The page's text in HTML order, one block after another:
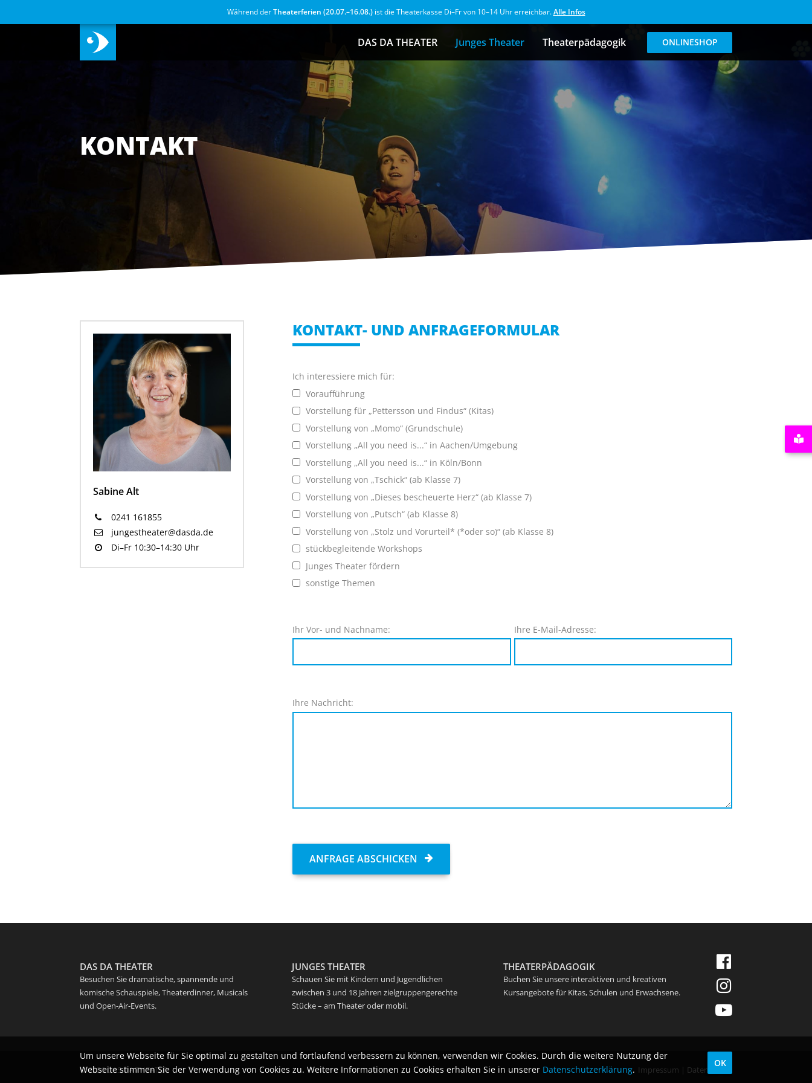
Während derTheaterferien (20.07.–16.08.)ist die Theaterkasse Di–Fr von 10–14 Uhr erreichbar.Alle Infos
DAS DA THEATER Junges Theater Theaterpädagogik ONLINESHOP
KONTAKT
Sabine Alt
0241 161855
jungestheater@dasda.de
Di–Fr 10:30–14:30 Uhr
KONTAKT- UND ANFRAGEFORMULAR
Ich interessiere mich für:
Voraufführung
Vorstellung für „Pettersson und Findus“ (Kitas)
Vorstellung von „Momo“ (Grundschule)
Vorstellung „All you need is...“ in Aachen/Umgebung
Vorstellung „All you need is...“ in Köln/Bonn
Vorstellung von „Tschick“ (ab Klasse 7)
Vorstellung von „Dieses bescheuerte Herz“ (ab Klasse 7)
Vorstellung von „Putsch“ (ab Klasse 8)
Vorstellung von „Stolz und Vorurteil* (*oder so)“ (ab Klasse 8)
stückbegleitende Workshops
Junges Theater fördern
sonstige Themen
Ihr Vor- und Nachname: Ihre E-Mail-Adresse:
Ihre Nachricht:
ANFRAGE ABSCHICKEN
DAS DA THEATER
Besuchen Sie dramatische, spannende und
komische Schauspiele, Theaterdinner, Musicals
und Open-Air-Events.
JUNGES THEATER
Schauen Sie mit Kindern und Jugendlichen
zwischen 3 und 18 Jahren zielgruppengerechte
Stücke – am Theater oder mobil.
THEATERPÄDAGOGIK
Buchen Sie unsere interaktiven und kreativen
Kursangebote für Kitas, Schulen und Erwachsene.
Impressum | Datenschutz
© 2026 DAS DA THEATER
Um unsere Webseite für Sie optimal zu gestalten und fortlaufend verbessern zu können, verwenden wir Cookies. Durch die weitere Nutzung der
Webseite stimmen Sie der Verwendung von Cookies zu. Weitere Informationen zu Cookies erhalten Sie in unserer Datenschutzerklärung.
OK